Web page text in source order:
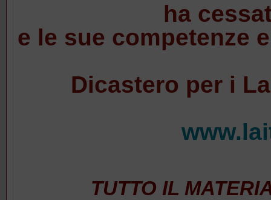
ha
e le sue competenze
Dicastero per i
TUTTO IL